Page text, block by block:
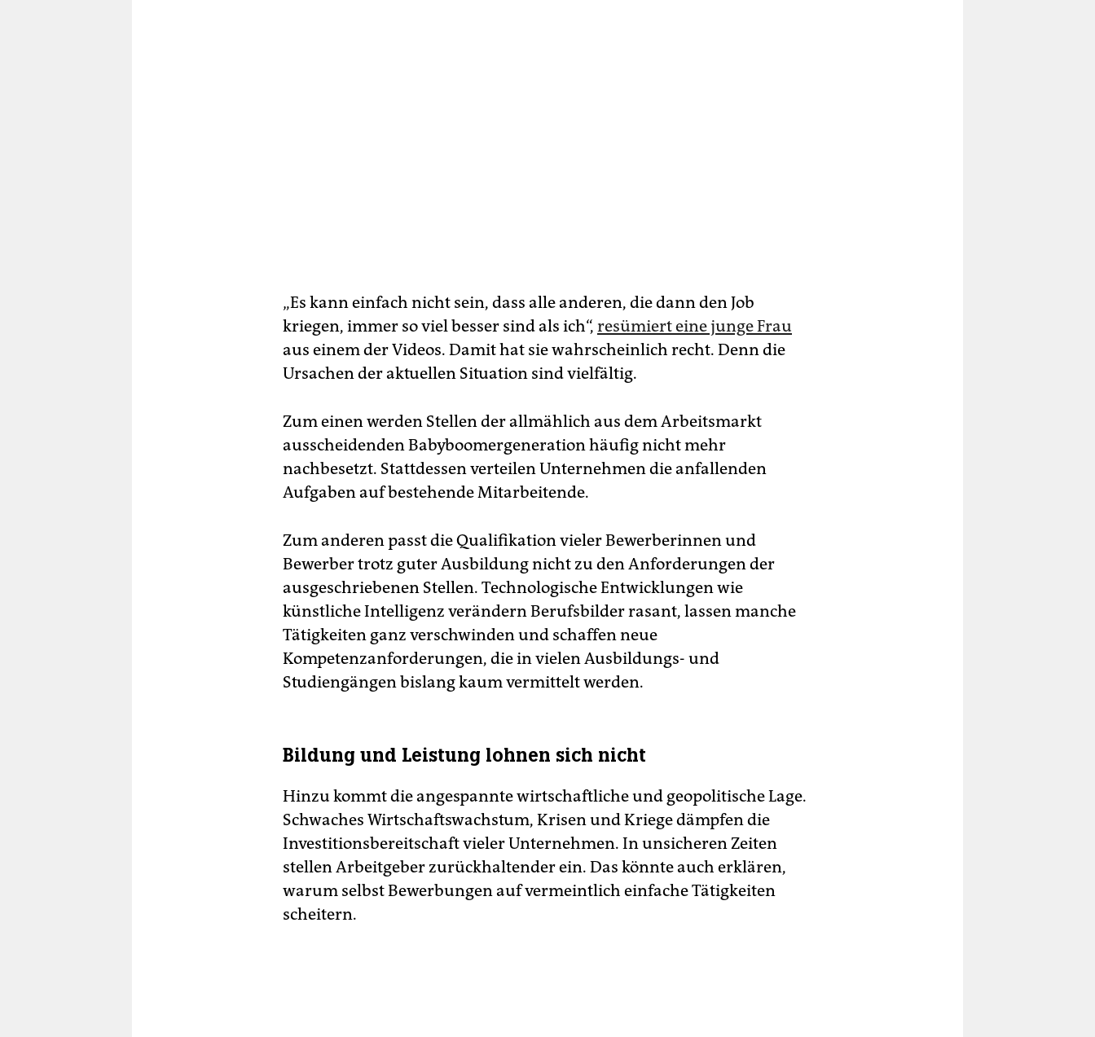
„Es kann einfach nicht sein, dass alle anderen, die dann den Job
kriegen, immer so viel besser sind als ich“, resümiert eine junge Frau
aus einem der Videos. Damit hat sie wahrscheinlich recht. Denn die
Ursachen der aktuellen Situation sind vielfältig.
Zum einen werden Stellen der allmählich aus dem Arbeitsmarkt
ausscheidenden Babyboomergeneration häufig nicht mehr
nachbesetzt. Stattdessen verteilen Unternehmen die anfallenden
Aufgaben auf bestehende Mitarbeitende.
Zum anderen passt die Qualifikation vieler Bewerberinnen und
Bewerber trotz guter Ausbildung nicht zu den Anforderungen der
ausgeschriebenen Stellen. Technologische Entwicklungen wie
künstliche Intelligenz verändern Berufsbilder rasant, lassen manche
Tätigkeiten ganz verschwinden und schaffen neue
Kompetenzanforderungen, die in vielen Ausbildungs- und
Studiengängen bislang kaum vermittelt werden.
Bildung und Leistung lohnen sich nicht
Hinzu kommt die angespannte wirtschaftliche und geopolitische Lage.
Schwaches Wirtschaftswachstum, Krisen und Kriege dämpfen die
Investitionsbereitschaft vieler Unternehmen. In unsicheren Zeiten
stellen Arbeitgeber zurückhaltender ein. Das könnte auch erklären,
warum selbst Bewerbungen auf vermeintlich einfache Tätigkeiten
scheitern.